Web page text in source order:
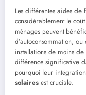
Les différentes aides de
considérablement le
ménages peuvent
d’autoconsommation,
installations de moins
différence significative
pourquoi leur
solaires est cruciale.